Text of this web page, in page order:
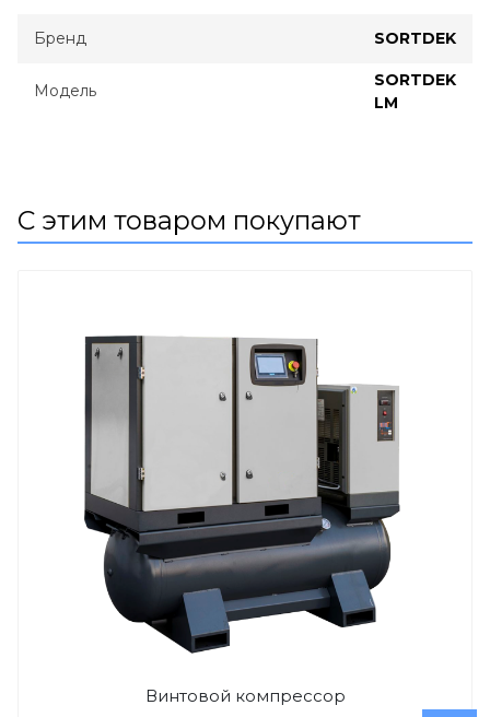
Бренд SORTDEK
Модель
SORTDEK
LM
С этим товаром покупают
Винтовой компрессор